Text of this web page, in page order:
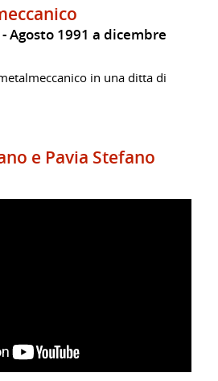
Agosto 1991 a dicembre
in una ditta di
e Pavia Stefano